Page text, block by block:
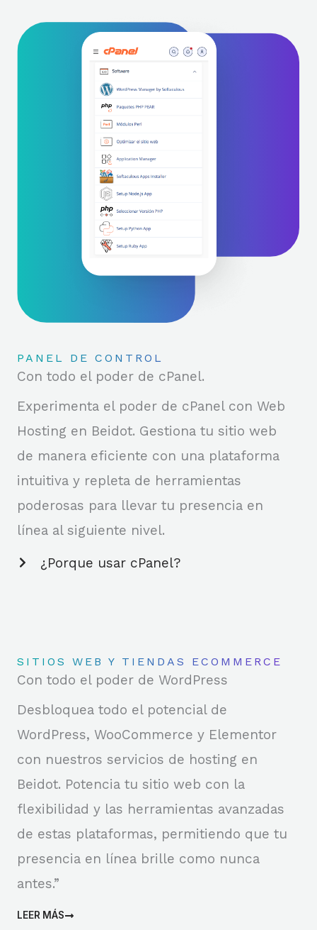
PANEL DE CONTROL
Con todo el poder de cPanel.
Experimenta el poder de cPanel con Web
Hosting en Beidot. Gestiona tu sitio web
de manera eficiente con una plataforma
intuitiva y repleta de herramientas
poderosas para llevar tu presencia en
línea al siguiente nivel.
¿Porque usar cPanel?
SITIOS WEB Y TIENDAS ECOMMERCE
Con todo el poder de WordPress
Desbloquea todo el potencial de
WordPress, WooCommerce y Elementor
con nuestros servicios de hosting en
Beidot. Potencia tu sitio web con la
flexibilidad y las herramientas avanzadas
de estas plataformas, permitiendo que tu
presencia en línea brille como nunca
antes.”
LEER MÁS